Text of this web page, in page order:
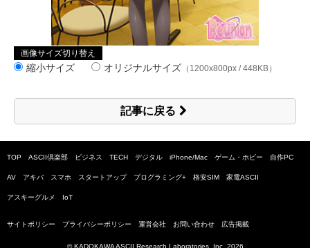
画像サイズ切り替え
縮小サイズ オリジナルサイズ （1200x800px / 448KB）
記事に戻る
TOP ASCII倶楽部 ビジネス TECH デジタル iPhone/Mac ゲーム・ホビー 自作PC
AV アキバ スマホ スタートアップ プログラミング+ 格安SIM 家電ASCII
アスキーグルメ IoT
サイトポリシー プライバシーポリシー 運営会社 お問い合わせ 広告掲載
© KADOKAWA ASCII Research Laboratories, Inc. 2026